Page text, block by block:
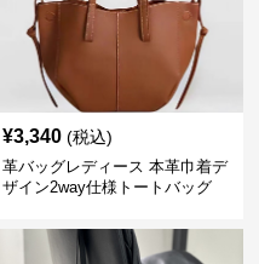
¥3,340 (税込)
革バッグレディース 本革巾着デ
ザイン2way仕様トートバッグ